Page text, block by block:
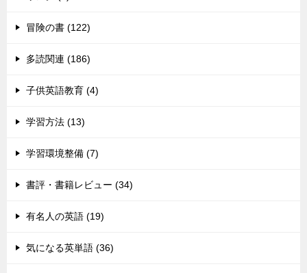
冒険の書 (122)
多読関連 (186)
子供英語教育 (4)
学習方法 (13)
学習環境整備 (7)
書評・書籍レビュー (34)
有名人の英語 (19)
気になる英単語 (36)